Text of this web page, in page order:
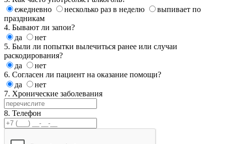
ежедневно
несколько раз в неделю
выпивает по
праздникам
4. Бывают ли запои?
да
нет
5. Были ли попытки вылечиться ранее или случаи
раскодирования?
да
нет
6. Согласен ли пациент на оказание помощи?
да
нет
7. Хронические заболевания
8. Телефон